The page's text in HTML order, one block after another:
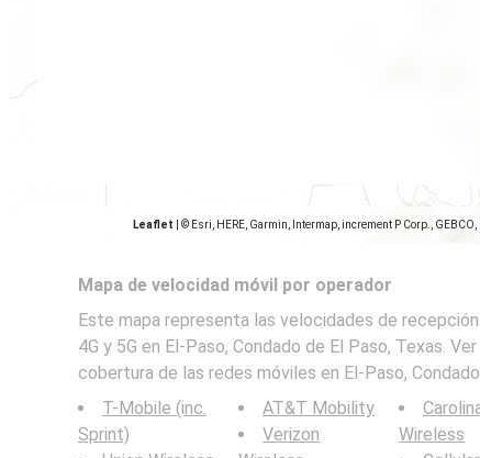
Leaflet © Esri, HERE, Garmin, Intermap, increment P Corp.,
Mapa de velocidad móvil por operador
Este mapa representa las velocidades de
4G y 5G en El-Paso, Condado de El Paso, Texas.
cobertura de las redes móviles en El-Paso,
T-Mobile (inc.
Sprint)
AT&T Mobility
Verizon
Wireless